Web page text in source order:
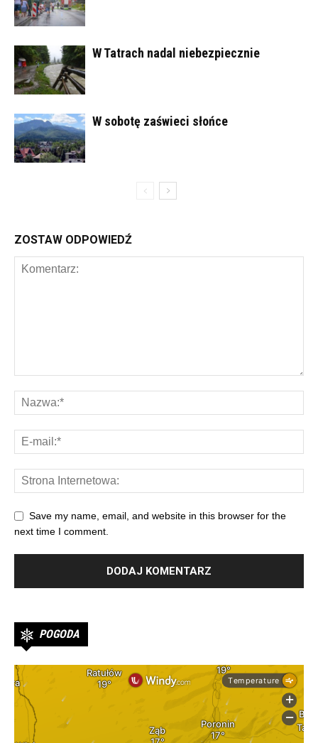
W Tatrach nadal niebezpiecznie
W sobotę zaświeci słońce
ZOSTAW ODPOWIEDŹ
Save my name, email, and website in this browser for the
next time I comment.
POGODA